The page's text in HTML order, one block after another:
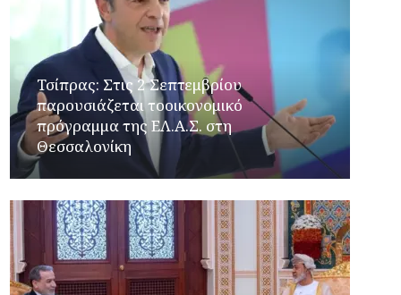
Τσίπρας: Στις 2 Σεπτεμβρίου
παρουσιάζεται τοοικονομικό
πρόγραμμα της ΕΛ.Α.Σ. στη
Θεσσαλονίκη